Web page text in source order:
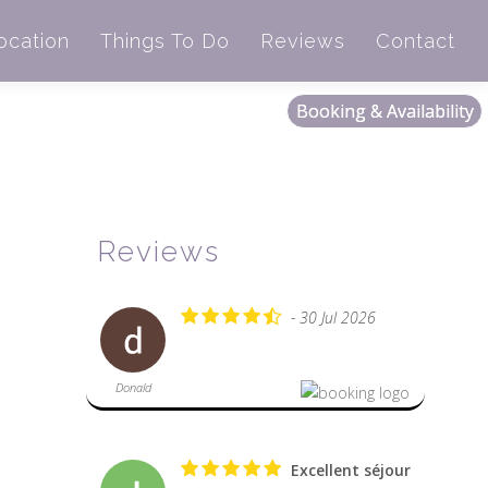
Things To Do Reviews Contact
Booking & Availability
Reviews
Donald
- 30 Jul 2026
Excellent séjour